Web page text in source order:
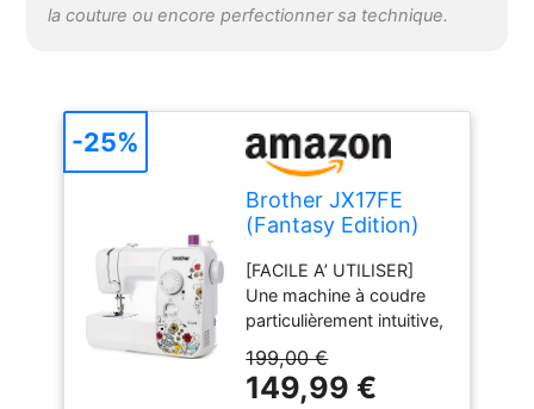
caractéristique permet
vêtement, comme les
jambes des pantalons,
les poignets, les gants et
plus encore
la couture ou encore perfectionner sa technique.
Brother JX17FE
(Fantasy Edition)
électrique pour
Débutants,
Portable, 17 Points
différents, Couture
automatique, points
utiles, élastiques et
[FACILE A’ UTILISER]
Une machine à coudre
particulièrement intuitive,
compacte, pratique et
maniable. Idéale pour les
débutants et les
199,00 €
149,99 €
-25%